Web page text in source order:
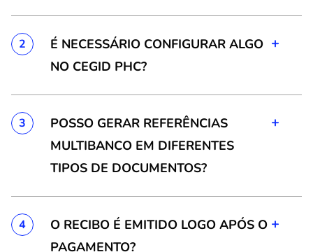
2
É NECESSÁRIO CONFIGURAR ALGO
NO CEGID PHC?
+
3
POSSO GERAR REFERÊNCIAS
MULTIBANCO EM DIFERENTES
TIPOS DE DOCUMENTOS?
+
4
O RECIBO É EMITIDO LOGO APÓS O
PAGAMENTO?
+